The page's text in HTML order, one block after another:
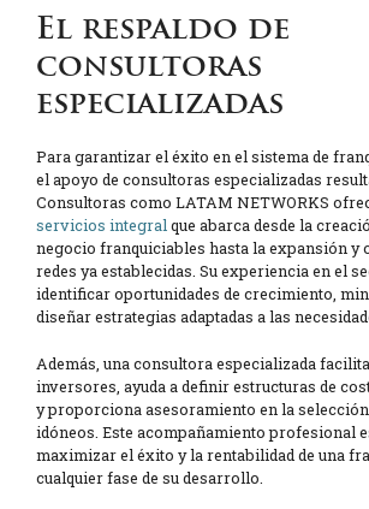
El respaldo de
consultoras
especializadas
Para garantizar el éxito en el sistema de
el apoyo de consultoras especializadas
Consultoras como LATAM NETWORKS
servicios integralque abarca desde la
negocio franquiciables hasta la expansión y
redes ya establecidas. Su experiencia en el
identificar oportunidades de crecimiento,
diseñar estrategias adaptadas a las
Además, una consultora especializada
inversores, ayuda a definir estructuras de
y proporciona asesoramiento en la
idóneos. Este acompañamiento profesional
maximizar el éxito y la rentabilidad de una
cualquier fase de su desarrollo.